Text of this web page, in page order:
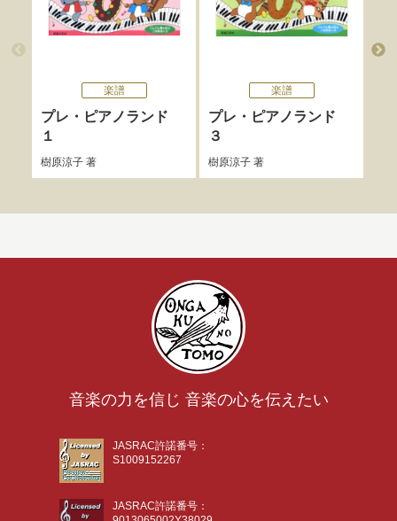
楽譜
プレ・ピアノランド
１
樹原涼子著
楽譜
プレ・ピアノランド
３
樹原涼子著
音楽の力を信じ 音楽の心を伝えたい
JASRAC許諾番号：
S1009152267
JASRAC許諾番号：